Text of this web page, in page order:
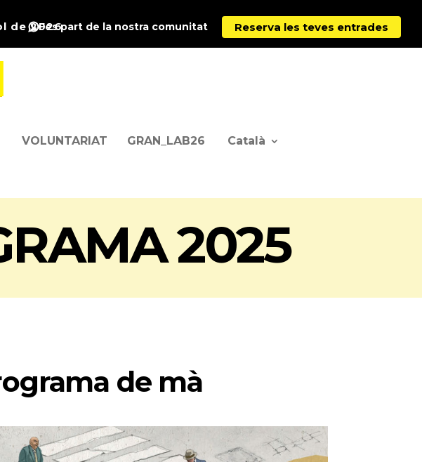
de 2026Fes part de la nostra comunitat Reserva les teves entrades
VOLUNTARIAT GRAN_LAB26 Català
2025
de mà